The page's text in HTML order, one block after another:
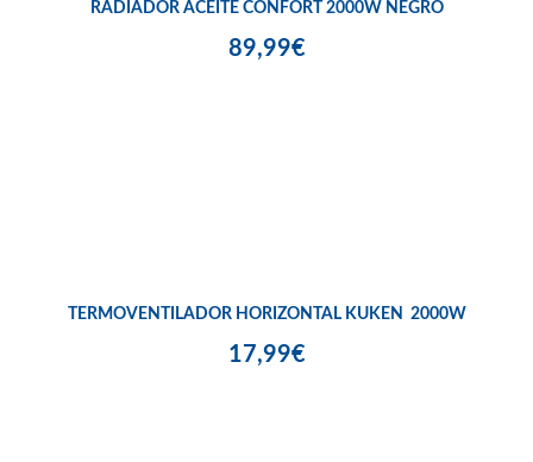
RADIADOR ACEITE CONFORT 2000W NEGRO
89,99€
TERMOVENTILADOR HORIZONTAL KUKEN 2000W
17,99€